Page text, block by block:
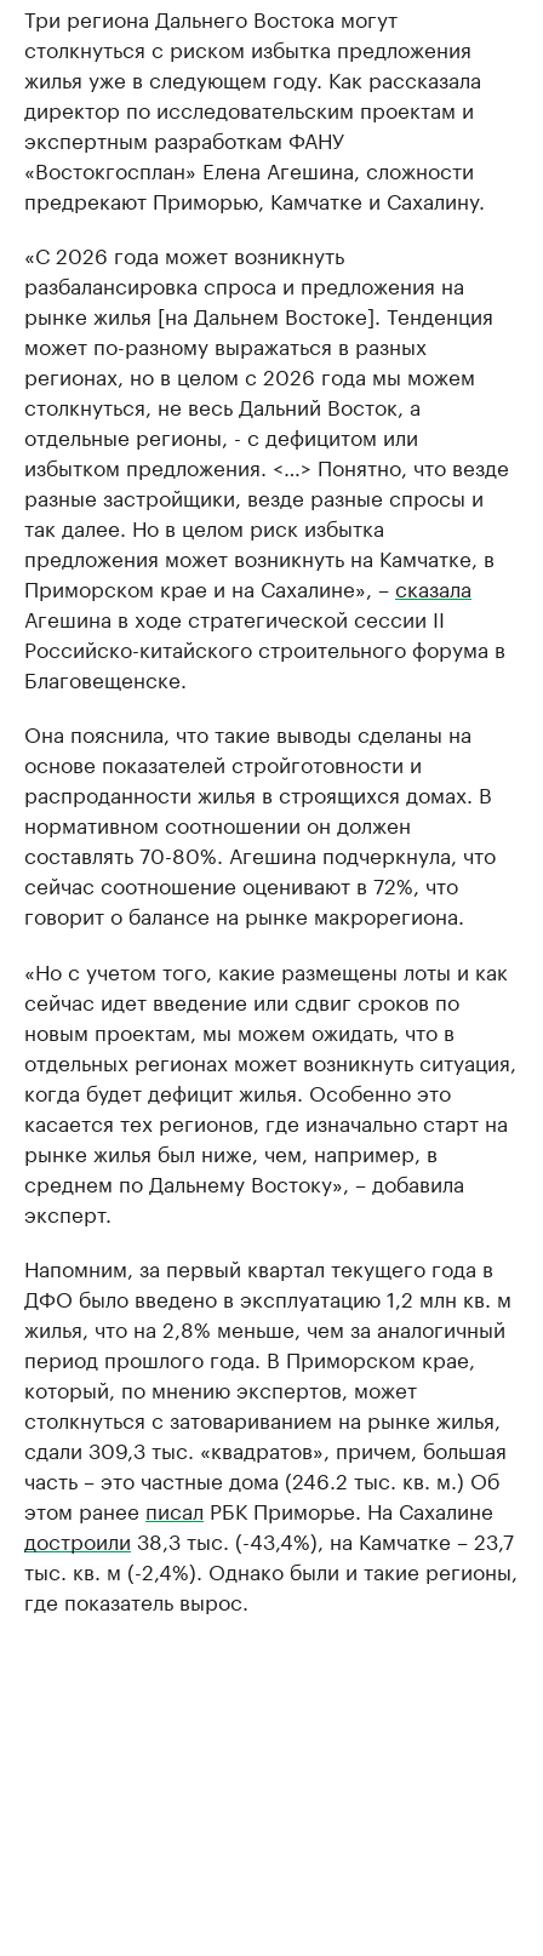
Три региона Дальнего Востока могут
столкнуться с риском избытка предложения
жилья уже в следующем году. Как рассказала
директор по исследовательским проектам и
экспертным разработкам ФАНУ
«Востокгосплан» Елена Агешина, сложности
предрекают Приморью, Камчатке и Сахалину.
«С 2026 года может возникнуть
разбалансировка спроса и предложения на
рынке жилья [на Дальнем Востоке]. Тенденция
может по-разному выражаться в разных
регионах, но в целом с 2026 года мы можем
столкнуться, не весь Дальний Восток, а
отдельные регионы, - с дефицитом или
избытком предложения. <…> Понятно, что везде
разные застройщики, везде разные спросы и
так далее. Но в целом риск избытка
предложения может возникнуть на Камчатке, в
Приморском крае и на Сахалине», –сказала
Агешина в ходе стратегической сессии II
Российско-китайского строительного форума в
Благовещенске.
Она пояснила, что такие выводы сделаны на
основе показателей стройготовности и
распроданности жилья в строящихся домах. В
нормативном соотношении он должен
составлять 70-80%. Агешина подчеркнула, что
сейчас соотношение оценивают в 72%, что
говорит о балансе на рынке макрорегиона.
«Но с учетом того, какие размещены лоты и как
сейчас идет введение или сдвиг сроков по
новым проектам, мы можем ожидать, что в
отдельных регионах может возникнуть ситуация,
когда будет дефицит жилья. Особенно это
касается тех регионов, где изначально старт на
рынке жилья был ниже, чем, например, в
среднем по Дальнему Востоку», – добавила
эксперт.
Напомним, за первый квартал текущего года в
ДФО было введено в эксплуатацию 1,2 млн кв. м
жилья, что на 2,8% меньше, чем за аналогичный
период прошлого года. В Приморском крае,
который, по мнению экспертов, может
столкнуться с затовариванием на рынке жилья,
сдали 309,3 тыс. «квадратов», причем, большая
часть – это частные дома (246.2 тыс. кв. м.) Об
этом ранее писал РБК Приморье. На Сахалине
достроили 38,3 тыс. (-43,4%), на Камчатке – 23,7
тыс. кв. м (-2,4%). Однако были и такие регионы,
где показатель вырос.